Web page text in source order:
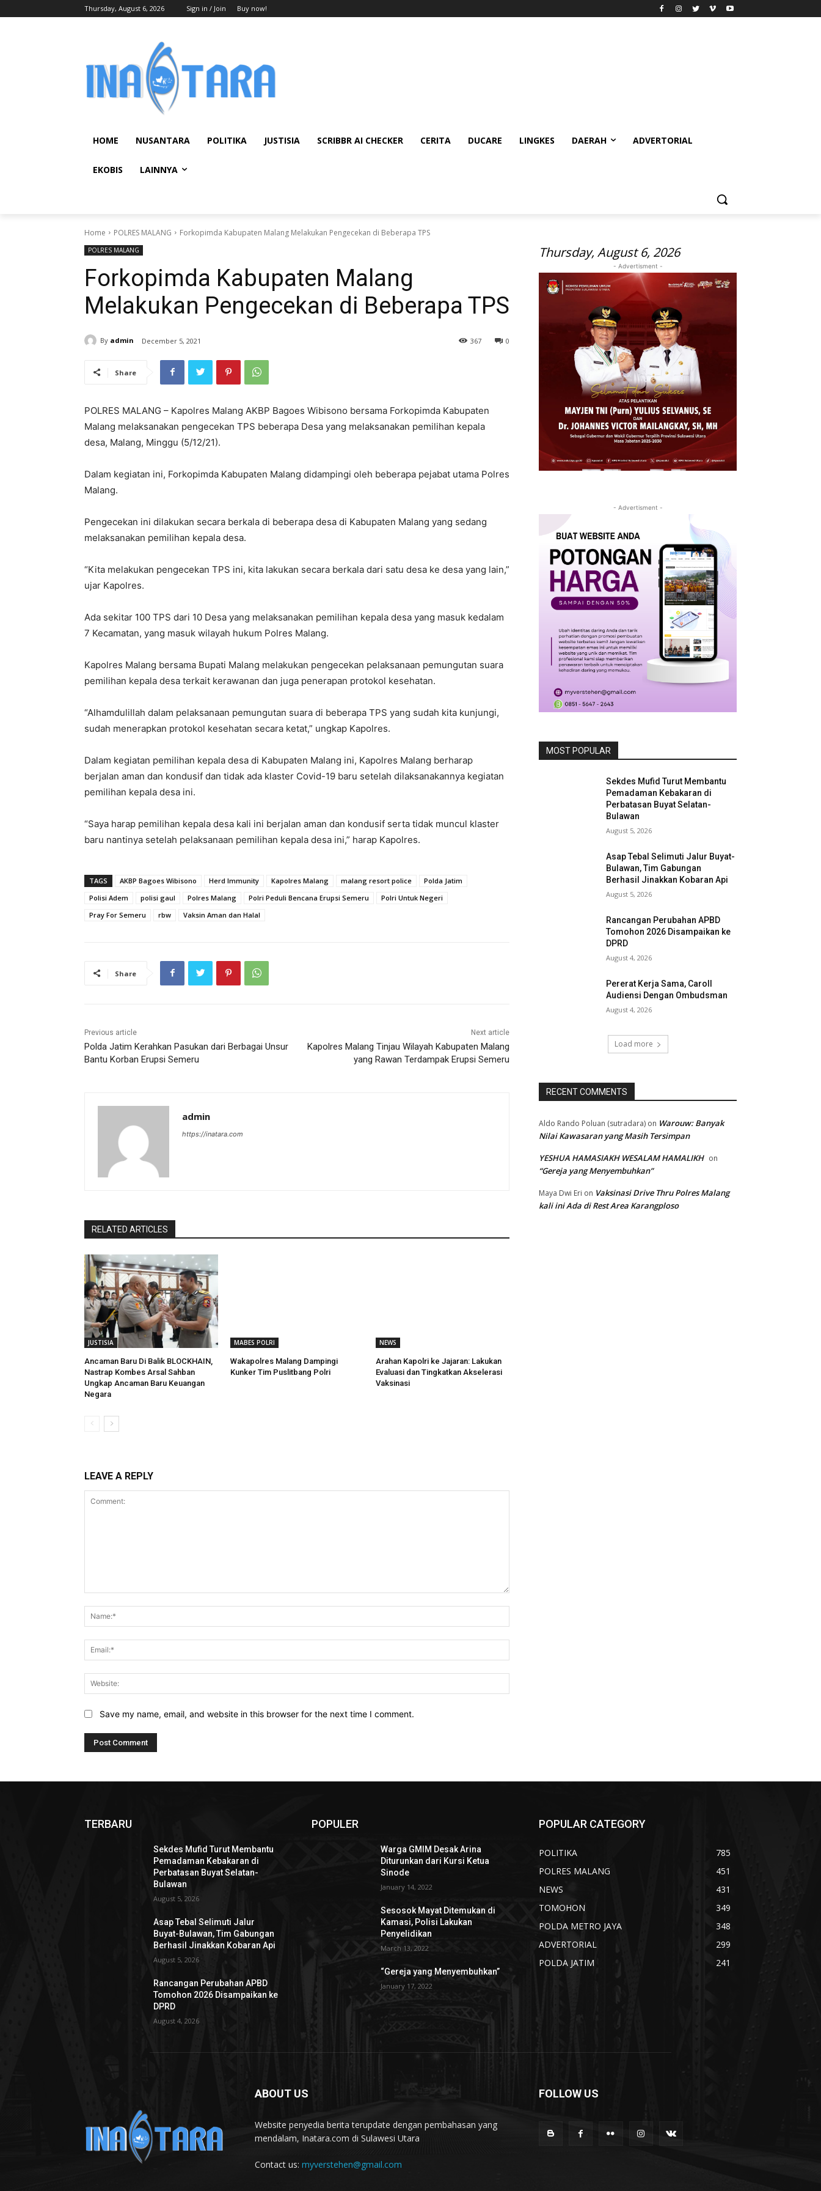
Thursday, August 6, 2026 Sign in / Join Buy now!
HOME NUSANTARA POLITIKA JUSTISIA SCRIBBR AI CHECKER CERITA DUCARE LINGKES DAERAH ADVERTORIAL
EKOBIS LAINNYA
Home POLRES MALANG Forkopimda Kabupaten Malang Melakukan Pengecekan di Beberapa TPS
POLRES MALANG
Forkopimda Kabupaten Malang
Melakukan Pengecekan di Beberapa TPS
By admin December 5, 2021 0
367
Share
POLRES MALANG – Kapolres Malang AKBP Bagoes Wibisono bersama Forkopimda Kabupaten
Malang melaksanakan pengecekan TPS beberapa Desa yang melaksanakan pemilihan kepala
desa, Malang, Minggu (5/12/21).
Dalam kegiatan ini, Forkopimda Kabupaten Malang didampingi oleh beberapa pejabat utama Polres
Malang.
Pengecekan ini dilakukan secara berkala di beberapa desa di Kabupaten Malang yang sedang
melaksanakan pemilihan kepala desa.
“Kita melakukan pengecekan TPS ini, kita lakukan secara berkala dari satu desa ke desa yang lain,”
ujar Kapolres.
Ada sekitar 100 TPS dari 10 Desa yang melaksanakan pemilihan kepala desa yang masuk kedalam
7 Kecamatan, yang masuk wilayah hukum Polres Malang.
Kapolres Malang bersama Bupati Malang melakukan pengecekan pelaksanaan pemungutan suara
pemilihan kepala desa terkait kerawanan dan juga penerapan protokol kesehatan.
“Alhamdulillah dalam pelaksanaan pemungutan suara di beberapa TPS yang sudah kita kunjungi,
sudah menerapkan protokol kesehatan secara ketat,” ungkap Kapolres.
Dalam kegiatan pemilihan kepala desa di Kabupaten Malang ini, Kapolres Malang berharap
berjalan aman dan kondusif dan tidak ada klaster Covid-19 baru setelah dilaksanakannya kegiatan
pemilihan kepala desa ini.
“Saya harap pemilihan kepala desa kali ini berjalan aman dan kondusif serta tidak muncul klaster
baru nantinya setelah pelaksanaan pemilihan kepala desa ini,” harap Kapolres.
TAGS AKBP Bagoes Wibisono Herd Immunity Kapolres Malang malang resort police
Polda Jatim
Polisi Adem
polisi gaul Polres Malang Polri Peduli Bencana Erupsi Semeru
Polri Untuk Negeri
Pray For Semeru
rbw Vaksin Aman dan Halal
Share
Previous article
Polda Jatim Kerahkan Pasukan dari Berbagai Unsur
Bantu Korban Erupsi Semeru
Next article
Kapolres Malang Tinjau Wilayah Kabupaten Malang
yang Rawan Terdampak Erupsi Semeru
admin
https://inatara.com
RELATED ARTICLES
JUSTISIA
Ancaman Baru Di Balik BLOCKHAIN,
Nastrap Kombes Arsal Sahban
Ungkap Ancaman Baru Keuangan
Negara
MABES POLRI
Wakapolres Malang Dampingi
Kunker Tim Puslitbang Polri
NEWS
Arahan Kapolri ke Jajaran: Lakukan
Evaluasi dan Tingkatkan Akselerasi
Vaksinasi
LEAVE A REPLY
Save my name, email, and website in this browser for the next time I comment.
Thursday, August 6, 2026
- Advertisment -
- Advertisment -
MOST POPULAR
Sekdes Mufid Turut Membantu
Pemadaman Kebakaran di
Perbatasan Buyat Selatan-
Bulawan
August 5, 2026
Asap Tebal Selimuti Jalur Buyat-
Bulawan, Tim Gabungan
Berhasil Jinakkan Kobaran Api
August 5, 2026
Rancangan Perubahan APBD
Tomohon 2026 Disampaikan ke
DPRD
August 4, 2026
Pererat Kerja Sama, Caroll
Audiensi Dengan Ombudsman
August 4, 2026
Load more
RECENT COMMENTS
Aldo Rando Poluan (sutradara) on Warouw: Banyak
Nilai Kawasaran yang Masih Tersimpan
YESHUA HAMASIAKH WESALAM HAMALIKH on
“Gereja yang Menyembuhkan”
Maya Dwi Eri on Vaksinasi Drive Thru Polres Malang
kali ini Ada di Rest Area Karangploso
TERBARU
Sekdes Mufid Turut Membantu
Pemadaman Kebakaran di
Perbatasan Buyat Selatan-
Bulawan
August 5, 2026
Asap Tebal Selimuti Jalur
Buyat-Bulawan, Tim Gabungan
Berhasil Jinakkan Kobaran Api
August 5, 2026
Rancangan Perubahan APBD
Tomohon 2026 Disampaikan ke
DPRD
August 4, 2026
POPULER
Warga GMIM Desak Arina
Diturunkan dari Kursi Ketua
Sinode
January 14, 2022
Sesosok Mayat Ditemukan di
Kamasi, Polisi Lakukan
Penyelidikan
March 13, 2022
“Gereja yang Menyembuhkan”
January 17, 2022
POPULAR CATEGORY
POLITIKA
785
POLRES MALANG
451
NEWS
431
TOMOHON
349
POLDA METRO JAYA
348
ADVERTORIAL
299
POLDA JATIM
241
ABOUT US
Website penyedia berita terupdate dengan pembahasan yang
mendalam, Inatara.com di Sulawesi Utara
Contact us: myverstehen@gmail.com
FOLLOW US